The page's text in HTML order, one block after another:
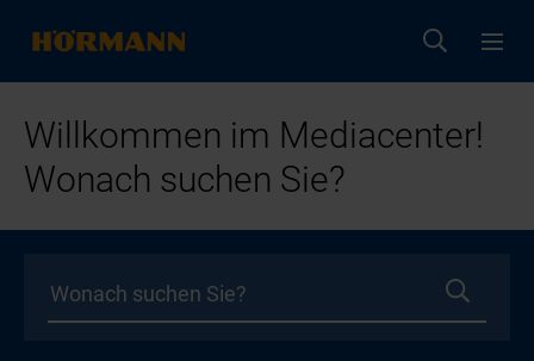
Willkommen im Mediacenter!
Wonach suchen Sie?